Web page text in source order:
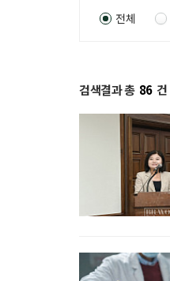
전체
검색결과 총 86 건